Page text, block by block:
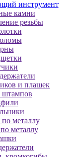
инструмент
камни
резьбы
и плашек
металлу
металлу